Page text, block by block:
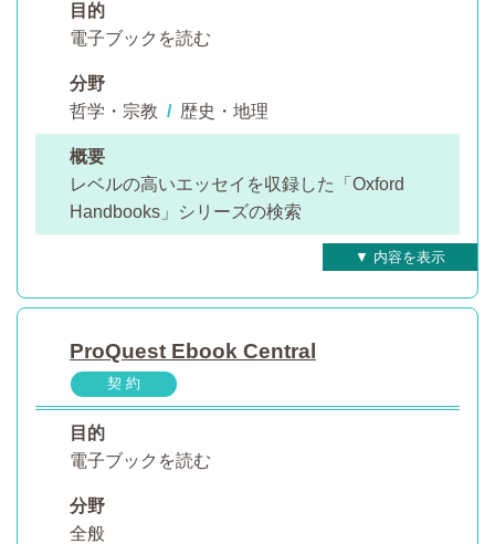
目的
電子ブックを読む
分野
哲学・宗教 / 歴史・地理
概要
レベルの高いエッセイを収録した「Oxford
Handbooks」シリーズの検索
ProQuest Ebook Central
契 約
目的
電子ブックを読む
分野
全般